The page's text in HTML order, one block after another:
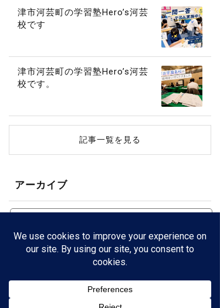
津市河芸町の学習塾Hero’s河芸
校です
津市河芸町の学習塾Hero’s河芸
校です。
記事一覧を見る
アーカイブ
三重県津市の 個別指導塾 なら
×